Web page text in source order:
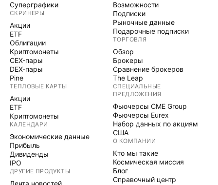
Суперграфики
СКРИНЕРЫ
Акции
ETF
Облигации
Криптомонеты
CEX-пары
DEX-пары
Pine
ТЕПЛОВЫЕ КАРТЫ
Акции
ETF
Криптомонеты
КАЛЕНДАРИ
Экономические данные
Прибыль
Дивиденды
IPO
ДРУГИЕ ПРОДУКТЫ
Лента новостей
Возможности
Подписки
Рыночные данные
Подарочные подписки
ТОРГОВЛЯ
Обзор
Брокеры
Сравнение брокеров
The Leap
СПЕЦИАЛЬНЫЕ
ПРЕДЛОЖЕНИЯ
Фьючерсы CME Group
Фьючерсы Eurex
Набор данных по акциям
США
О КОМПАНИИ
Кто мы такие
Космическая миссия
Блог
Справочный центр